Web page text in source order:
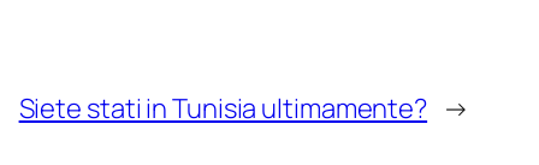
Siete stati in Tunisia ultimamente? →